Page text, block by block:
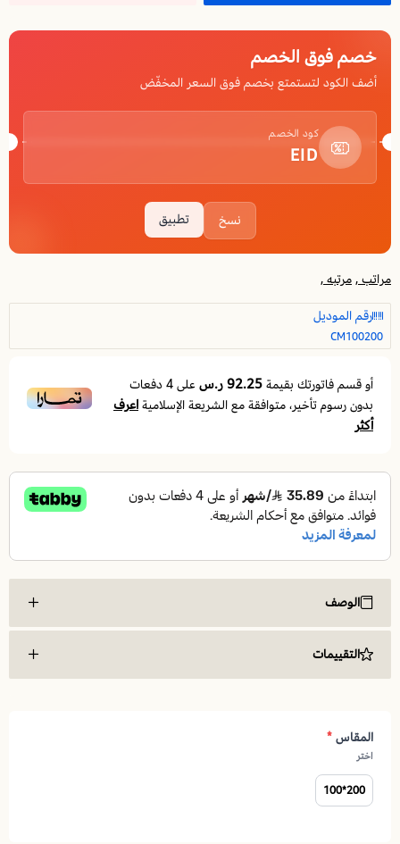
خصم فوق الخصم
أضف الكود لتستمتع بخصم فوق السعر المخفّض
كود الخصم
EID
نسخ تطبيق
مراتب ,مرتبه ,
رقم الموديل
CM100200
أو قسم فاتورتك بقيمة92.25 ر.س على4دفعات
بدون رسوم تأخير، متوافقة مع الشريعة الإسلاميةاعرف
أكثر
الوصف
مرتبة هورس
التقييمات
المقاس*
اختر
200*100